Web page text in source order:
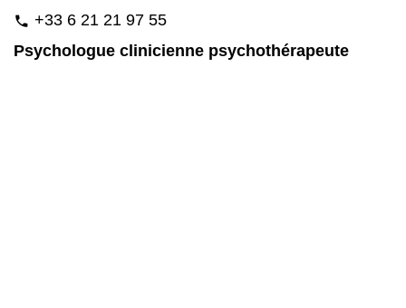
phone +33 6 21 21 97 55
Psychologue clinicienne psychothérapeute